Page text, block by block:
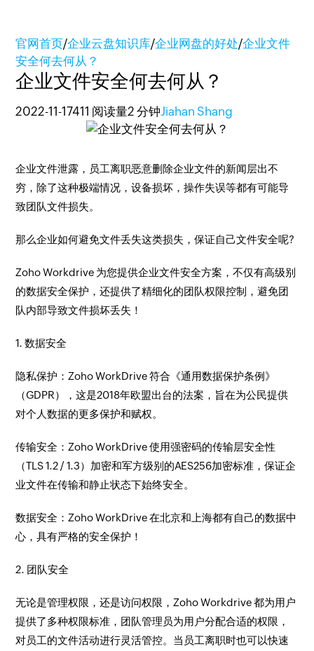
官网首页/企业云盘知识库/企业网盘的好处/企业文件
安全何去何从？
企业文件安全何去何从？
2022-11-17411 阅读量2 分钟Jiahan Shang
企业文件泄露，员工离职恶意删除企业文件的新闻层出不
穷，除了这种极端情况，设备损坏，操作失误等都有可能导
致团队文件损失。
那么企业如何避免文件丢失这类损失，保证自己文件安全呢?
Zoho Workdrive 为您提供企业文件安全方案，不仅有高级别
的数据安全保护，还提供了精细化的团队权限控制，避免团
队内部导致文件损坏丢失！
1. 数据安全
隐私保护：Zoho WorkDrive 符合《通用数据保护条例》
（GDPR），这是2018年欧盟出台的法案，旨在为公民提供
对个人数据的更多保护和赋权。
传输安全：Zoho WorkDrive 使用强密码的传输层安全性
（TLS 1.2 / 1.3）加密和军方级别的AES256加密标准，保证企
业文件在传输和静止状态下始终安全。
数据安全：Zoho WorkDrive 在北京和上海都有自己的数据中
心，具有严格的安全保护！
2. 团队安全
无论是管理权限，还是访问权限，Zoho Workdrive 都为用户
提供了多种权限标准，团队管理员为用户分配合适的权限，
对员工的文件活动进行灵活管控。当员工离职时也可以快速